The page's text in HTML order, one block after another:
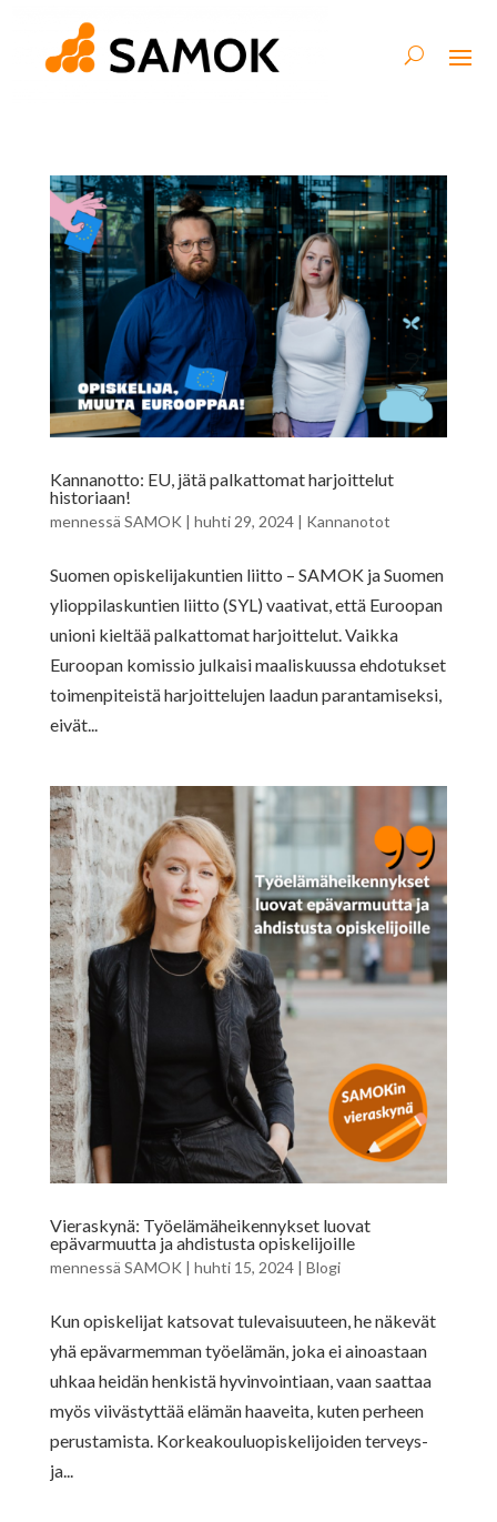
Kannanotto: EU, jätä palkattomat harjoittelut
historiaan!
mennessä SAMOK | huhti 29, 2024| Kannanotot
Suomen opiskelijakuntien liitto – SAMOK ja Suomen
ylioppilaskuntien liitto (SYL) vaativat, että Euroopan
unioni kieltää palkattomat harjoittelut. Vaikka
Euroopan komissio julkaisi maaliskuussa ehdotukset
toimenpiteistä harjoittelujen laadun parantamiseksi,
eivät...
Vieraskynä: Työelämäheikennykset luovat
epävarmuutta ja ahdistusta opiskelijoille
mennessä SAMOK | huhti 15, 2024| Blogi
Kun opiskelijat katsovat tulevaisuuteen, he näkevät
yhä epävarmemman työelämän, joka ei ainoastaan
uhkaa heidän henkistä hyvinvointiaan, vaan saattaa
myös viivästyttää elämän haaveita, kuten perheen
perustamista. Korkeakouluopiskelijoiden terveys-
ja...